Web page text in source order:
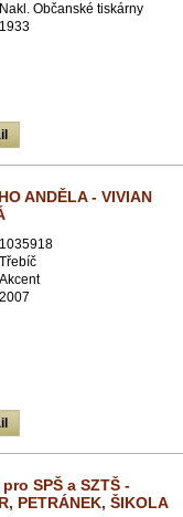
Nakl. Občanské tiskárny
1933
ANDĚLA - VIVIAN
1035918
Třebíč
Akcent
2007
SPŠ a SZTŠ -
PETRÁNEK, ŠIKOLA